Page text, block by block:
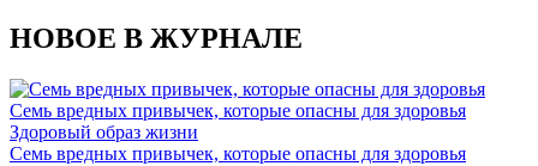
НОВОЕ В ЖУРНАЛЕ
Семь вредных привычек, которые опасны для здоровья
Здоровый образ жизни
Семь вредных привычек, которые опасны для здоровья